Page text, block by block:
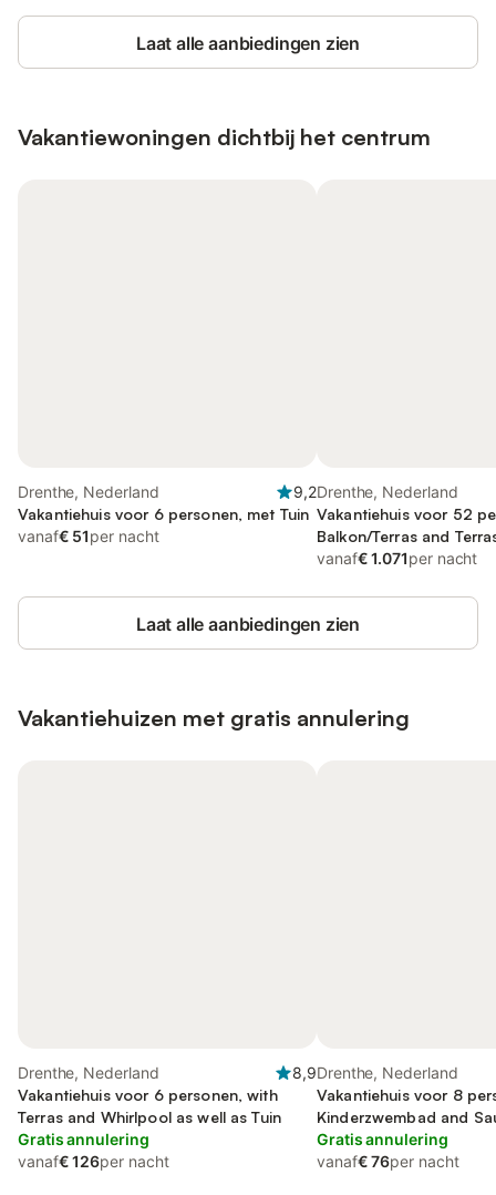
Laat alle aanbiedingen zien
Vakantiewoningen dichtbij het centrum
Drenthe, Nederland
9,2
Vakantiehuis voor 6 personen, met Tuin
vanaf€ 51per nacht
Drenthe, Nederland
Vakantiehuis voor 52
Balkon/Terras and
Uitzicht op het meer
vanaf€ 1.071per nacht
Laat alle aanbiedingen zien
Vakantiehuizen met gratis annulering
Drenthe, Nederland
8,9
Vakantiehuis voor 6 personen, with
Terras and Whirlpool as well as Tuin
Gratis annulering
vanaf€ 126per nacht
Drenthe, Nederland
Vakantiehuis voor 8
Kinderzwembad and
Uitzicht op het meer
Gratis annulering
vanaf€ 76per nacht